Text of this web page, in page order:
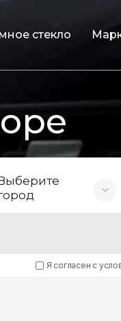
стекло
Я согласен с